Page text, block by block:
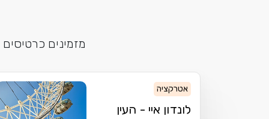
מזמינים
אטרקציה
לונדון איי - העין